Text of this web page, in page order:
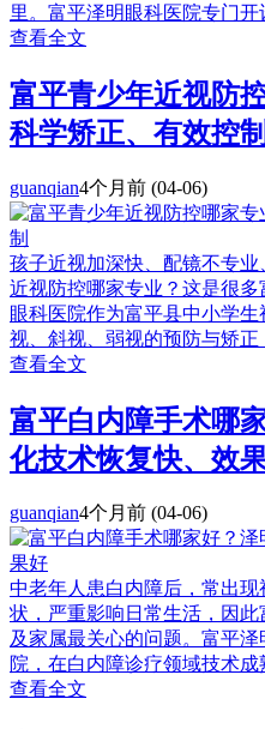
里。富平泽明眼科医院专门
查看全文
富平青少年近视防
科学矫正、有效控制
guanqian4个月前 (04-06)
孩子近视加深快、配镜不专
近视防控哪家专业？这是很
眼科医院作为富平县中小学
视、斜视、弱视的预防与矫
查看全文
富平白内障手术哪
化技术恢复快、效
guanqian4个月前 (04-06)
中老年人患白内障后，常出
状，严重影响日常生活，因
及家属最关心的问题。富平
院，在白内障诊疗领域技术
查看全文